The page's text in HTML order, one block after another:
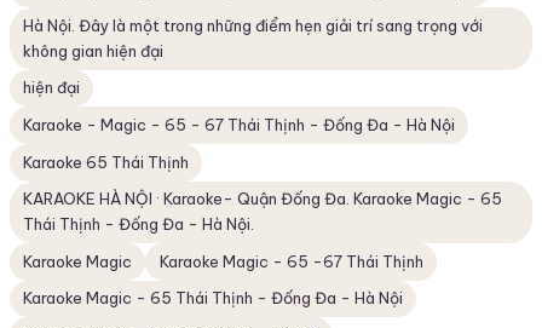
Hà Nội. Đây là một trong những điểm hẹn giải trí sang trọng với
không gian hiện đại
hiện đại
Karaoke - Magic - 65 - 67 Thái Thịnh - Đống Đa - Hà Nội
Karaoke 65 Thái Thịnh
KARAOKE HÀ NỘI · Karaoke- Quận Đống Đa. Karaoke Magic - 65
Thái Thịnh - Đống Đa - Hà Nội.
Karaoke Magic
Karaoke Magic - 65 -67 Thái Thịnh
Karaoke Magic - 65 Thái Thịnh - Đống Đa - Hà Nội